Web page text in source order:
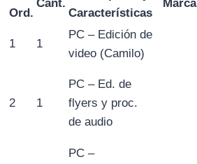
Ord.
Cant.
Características
Marca
1 1
PC – Edición de
video (Camilo)
2 1
PC – Ed. de
flyers y proc.
de audio
PC –